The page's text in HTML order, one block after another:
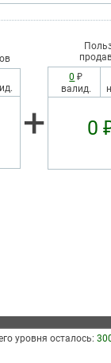
+
0 ₽
валид.
0
уровня осталось: